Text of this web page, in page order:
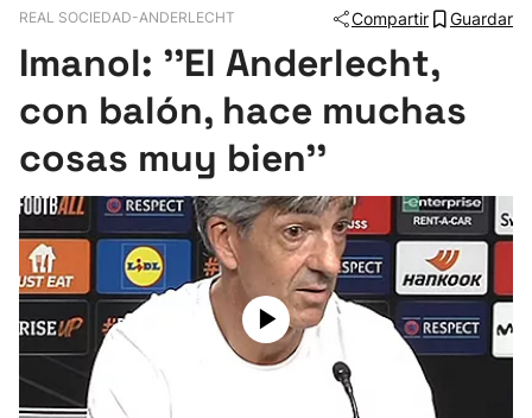
Pelota
Remo
Baloncesto
Ciclismo
Herri-kirolak
REAL SOCIEDAD-ANDERLECHT Compartir Guardar
Imanol: ''El Anderlecht,
con balón, hace muchas
cosas muy bien''